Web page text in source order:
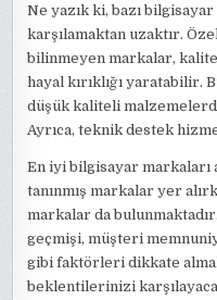
Ne yazık ki, bazı
karşılamaktan uzaktır.
bilinmeyen markalar,
hayal kırıklığı yaratabilir.
düşük kaliteli
Ayrıca, teknik destek
En iyi bilgisayar markaları
tanınmış markalar yer
markalar da
geçmişi, müşteri
gibi faktörleri dikkate
beklentilerinizi